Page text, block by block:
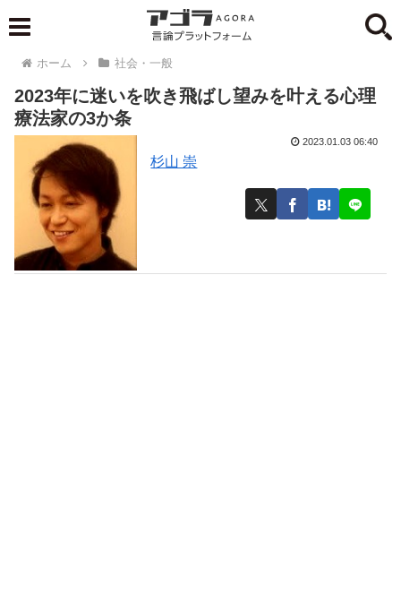
ホーム 社会・一般
2023年に迷いを吹き飛ばし望みを叶える心理
療法家の3か条
杉山 崇
2023.01.03 06:40